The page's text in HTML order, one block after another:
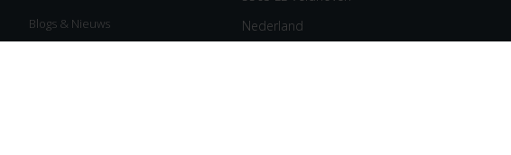
Blogs & Nieuws
Nederland